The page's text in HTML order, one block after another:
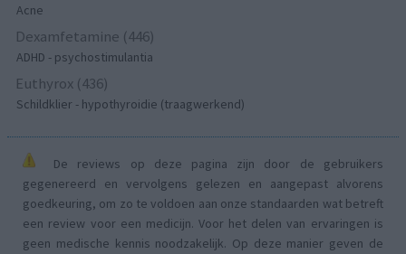
Acne
Dexamfetamine (446)
ADHD - psychostimulantia
Euthyrox (436)
Schildklier - hypothyroidie (traagwerkend)
De reviews op deze pagina zijn door de gebruikers
gegenereerd en vervolgens gelezen en aangepast alvorens
goedkeuring, om zo te voldoen aan onze standaarden wat betreft
een review voor een medicijn. Voor het delen van ervaringen is
geen medische kennis noodzakelijk. Op deze manier geven de